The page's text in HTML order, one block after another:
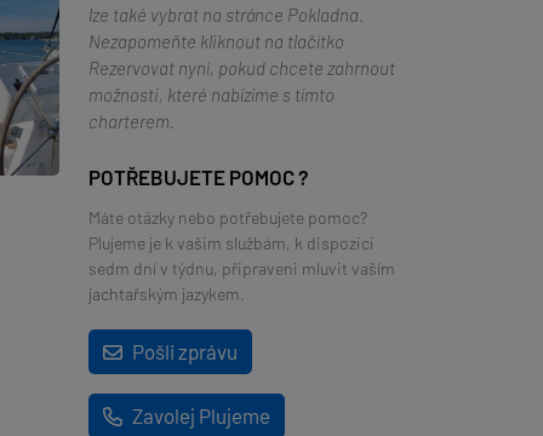
lze také vybrat na stránce Pokladna.
Nezapomeňte kliknout na tlačítko
Rezervovat nyní, pokud chcete zahrnout
možnosti, které nabízíme s tímto
charterem.
POTŘEBUJETE POMOC ?
Máte otázky nebo potřebujete pomoc?
Plujeme je k vašim službám, k dispozici
sedm dní v týdnu, připraveni mluvit vaším
jachtařským jazykem.
Pošli zprávu
Zavolej Plujeme